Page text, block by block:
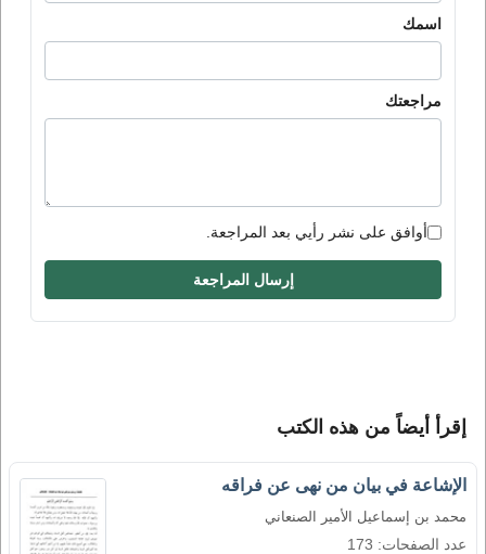
اسمك
مراجعتك
أوافق على نشر رأيي بعد المراجعة.
إرسال المراجعة
إقرأ أيضاً من هذه الكتب
الإشاعة في بيان من نهى عن فراقه
محمد بن إسماعيل الأمير الصنعاني
عدد الصفحات: 173